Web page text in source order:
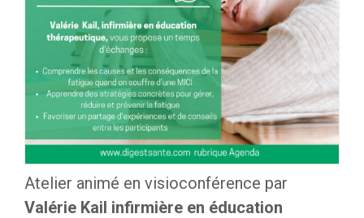
Atelier animé en visioconférence par
Valérie Kail infirmière en éducation